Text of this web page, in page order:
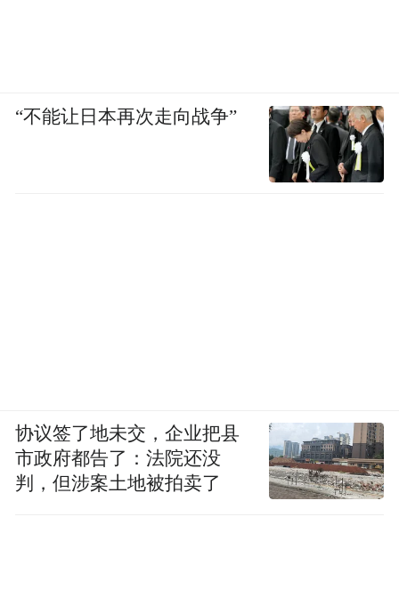
“不能让日本再次走向战争”
协议签了地未交，企业把县
市政府都告了：法院还没
判，但涉案土地被拍卖了